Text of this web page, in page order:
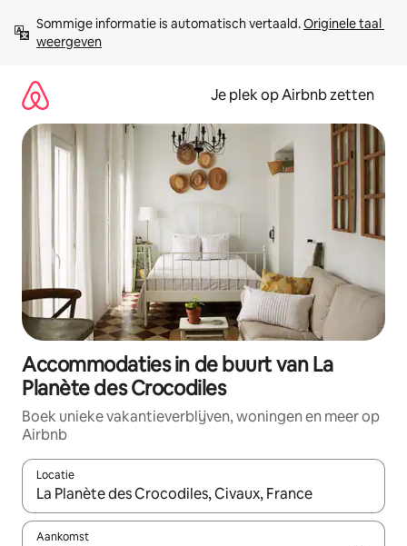
direct
naar
Sommige informatie is automatisch vertaald. Originele taal
weergeven
Je plek op Airbnb zetten
Accommodaties in de buurt van La
Planète des Crocodiles
Boek unieke vakantieverblijven, woningen en meer op
Airbnb
Locatie
Wanneer er resultaten beschikbaar zijn, maak je een keuze
Aankomst